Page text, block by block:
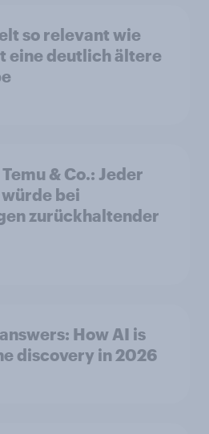
so relevant wie
eine deutlich ältere
& Co.: Jeder
bei
How AI is
discovery in 2026